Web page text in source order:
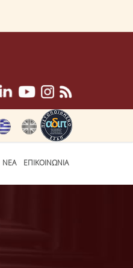
ΝΕΑ ΕΠΙΚΟΙΝΩΝΙΑ